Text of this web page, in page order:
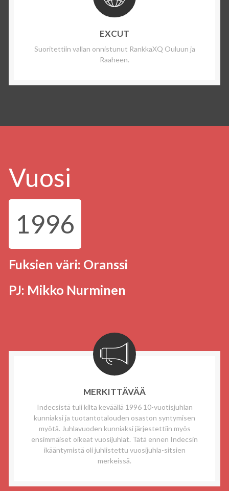
EXCUT
Suoritettiin vallan onnistunut RankkaXQ Ouluun ja
Raaheen.
Vuosi
1996
Fuksien väri: Oranssi
PJ: Mikko Nurminen
MERKITTÄVÄÄ
Indecsistä tuli kilta keväällä 1996 10-vuotisjuhlan
kunniaksi ja tuotantotalouden osaston syntymisen
myötä. Juhlavuoden kunniaksi järjestettiin myös
ensimmäiset oikeat vuosijuhlat. Tätä ennen Indecsin
ikääntymistä oli juhlistettu vuosijuhla-sitsien
merkeissä.